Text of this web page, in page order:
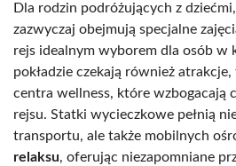
Dla rodzin podróżujących z
zazwyczaj obejmują specjalne
rejs idealnym wyborem dla osób w
pokładzie czekają również
centra wellness, które wzbogacają
rejsu. Statki wycieczkowe pełnią
transportu, ale także mobilnych
relaksu, oferując niezapomniane